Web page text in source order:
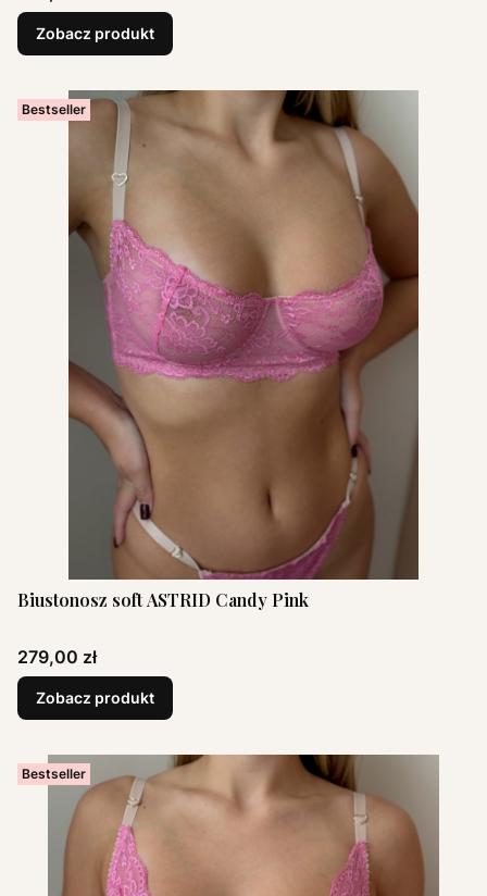
Zobacz produkt
Bestseller
Biustonosz soft ASTRID Candy Pink
Cena
279,00 zł
Zobacz produkt
Bestseller